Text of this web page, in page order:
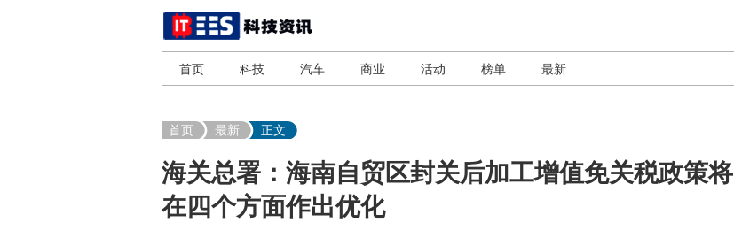
首页 科技 汽车 商业 活动 榜单 最新
首页 最新 正文
海关总署：海南自贸区封关后加工增值免关税政策将
在四个方面作出优化